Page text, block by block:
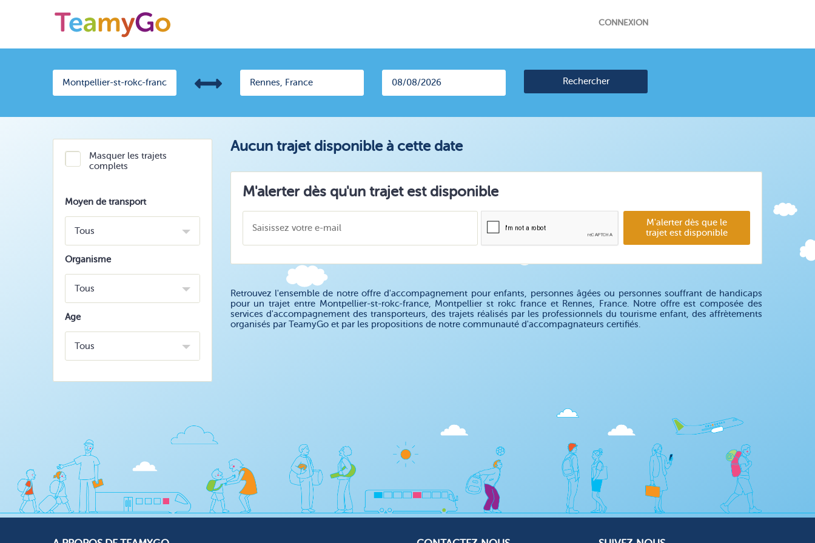
CONNEXION
Rechercher
Masquer les trajets
complets
Moyen de transport
Tous
Organisme
Tous
Age
Tous
Aucun trajet disponible à cette date
M'alerter dès qu'un trajet est disponible
M'alerter dès que le
trajet est disponible
Retrouvez l'ensemble de notre offre d'accompagnement pour enfants, personnes âgées ou personnes souffrant de handicaps
pour un trajet entre Montpellier-st-rokc-france, Montpellier st rokc france et Rennes, France. Notre offre est composée des
services d'accompagnement des transporteurs, des trajets réalisés par les professionnels du tourisme enfant, des affrètements
organisés par TeamyGo et par les propositions de notre communauté d'accompagnateurs certifiés.